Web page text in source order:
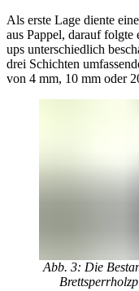
Als erste Lage diente
aus Pappel, darauf
ups unterschiedlich
drei Schichten
von 4 mm, 10 mm oder
Abb. 3: Die